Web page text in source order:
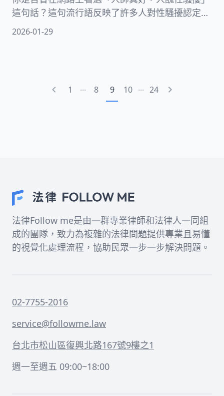
這句話？這句流行語反映了許多人對性騷擾認定的
困惑。接下來，我們將從專業律師的角度，為你深
2026-01-29
1 ... 8 9 10 ... 24
法律Follow me是由一群專業律師和法律人一同組
成的團隊，致力為複雜的法律問題提供專業且易懂
的視覺化處理流程，協助民眾一步一步解決問題。
02-7755-2016
service@followme.law
台北市松山區復興北路167號9樓之1
週一至週五 09:00~18:00